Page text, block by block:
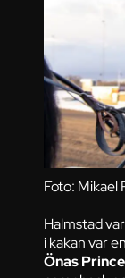
Foto: Mikael
Halmstad
i kakan var
Önas Prince